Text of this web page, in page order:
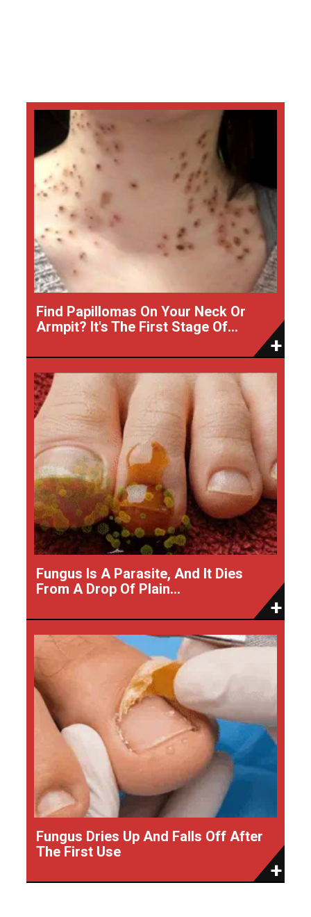
Find Papillomas On Your Neck Or
Armpit? It's The First Stage Of...
Fungus Is A Parasite, And It Dies
From A Drop Of Plain...
Fungus Dries Up And Falls Off After
The First Use